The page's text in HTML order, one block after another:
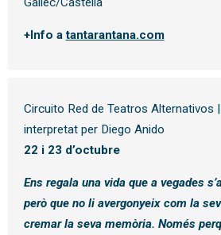
+Info atantarantana.com
Circuito Red de Teatros Alternativos
interpretat per Diego Anido
22 i 23 d’octubre
Ens regala una vida que a vegades
però que no li avergonyeix com la
cremar la seva memòria. Només